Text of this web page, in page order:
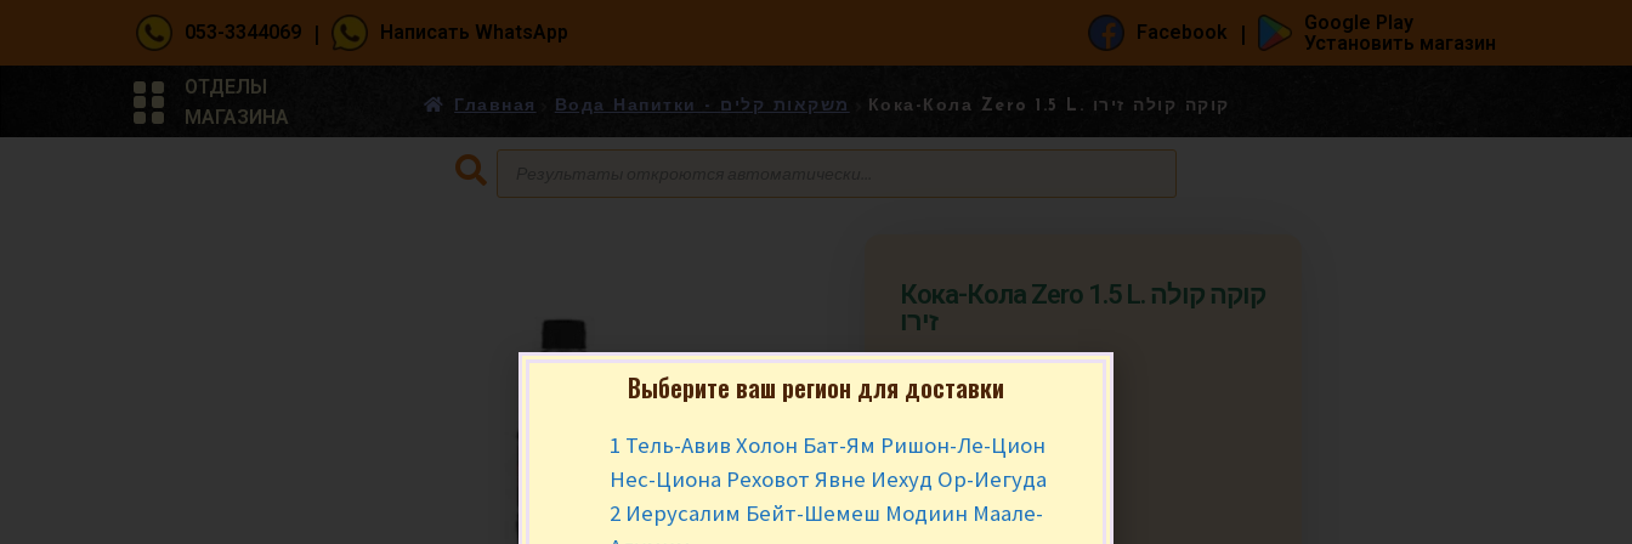
053-3344069 | Написать WhatsApp Facebook |
Google Play
Установить магазин
ОТДЕЛЫ
МАГАЗИНА
Главная Вода Напитки - משקאות קלים Кока-Кола Zero 1.5 L. קוקה קולה זירו
Кока-Кола Zero 1.5 L. קוקה קולה
זירו
₪10.90
1.5 L.
В наличии
Выберите ваш регион для доставки
1 Тель-Авив Холон Бат-Ям Ришон-Ле-Цион
Нес-Циона Реховот Явне Иехуд Ор-Иегуда
2 Иерусалим Бейт-Шемеш Модиин Маале-